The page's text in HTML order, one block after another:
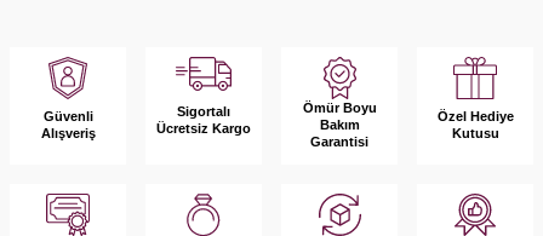
Güvenli
Alışveriş
Sigortalı
Ücretsiz Kargo
Ömür Boyu
Bakım
Garantisi
Özel Hediye
Kutusu